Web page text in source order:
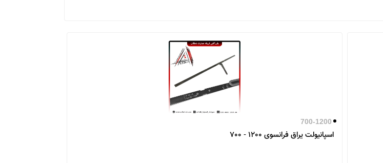
700-1200
اسپانیولت یراق فرانسوی 1200 - 700